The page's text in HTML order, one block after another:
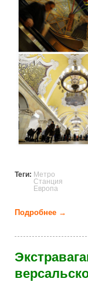
Теги: Метро
Станция
Европа
Подробнее →